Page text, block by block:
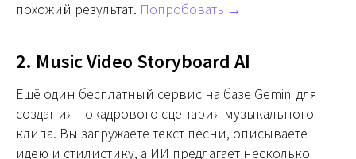
похожий результат. Попробовать →
2. Music Video Storyboard AI
Ещё один бесплатный сервис на базе Gemini для
создания покадрового сценария музыкального
клипа. Вы загружаете текст песни, описываете
идею и стилистику, а ИИ предлагает несколько